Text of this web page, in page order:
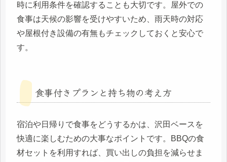
時に利用条件を確認することも大切です。屋外での
食事は天候の影響を受けやすいため、雨天時の対応
や屋根付き設備の有無もチェックしておくと安心で
す。
食事付きプランと持ち物の考え方
宿泊や日帰りで食事をどうするかは、沢田ベースを
快適に楽しむための大事なポイントです。BBQの食
材セットを利用すれば、買い出しの負担を減らせま